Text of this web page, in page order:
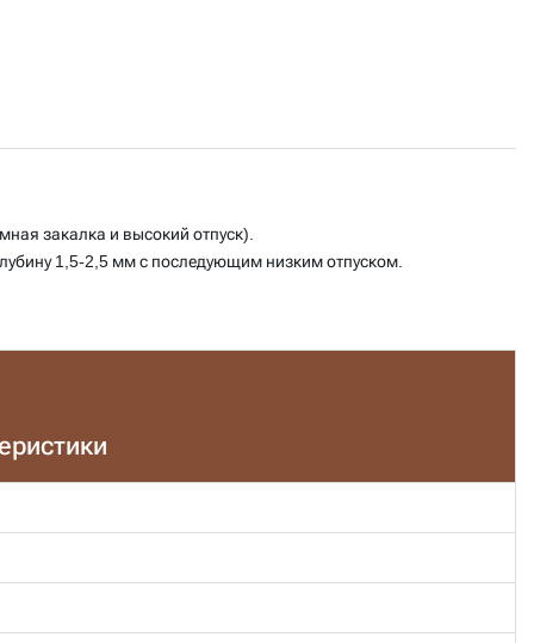
закалка и высокий отпуск).
1,5-2,5 мм с последующим низким отпуском.